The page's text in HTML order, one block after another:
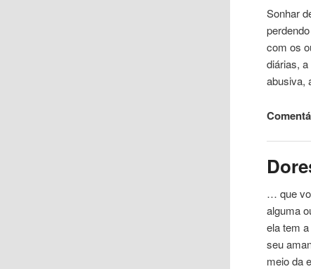
Sonhar
com os
diárias,
abusiva,
… que
alguma
ela tem
seu
meio da